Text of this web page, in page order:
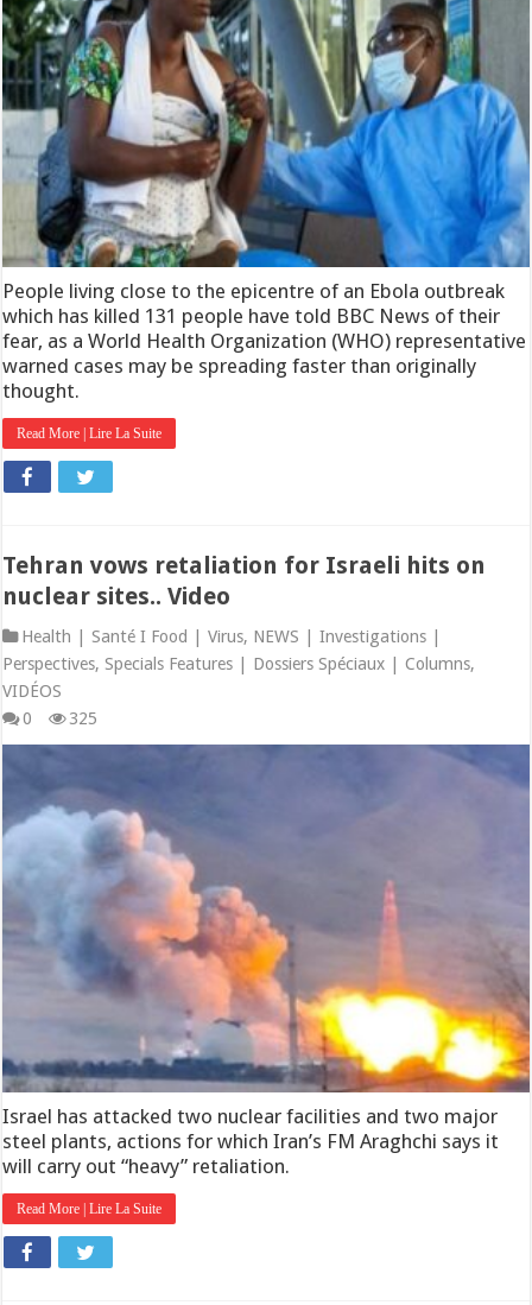
People living close to the epicentre of an Ebola outbreak
which has killed 131 people have told BBC News of their
fear, as a World Health Organization (WHO) representative
warned cases may be spreading faster than originally
thought.
Read More | Lire La Suite
Tehran vows retaliation for Israeli hits on
nuclear sites.. Video
Health | Santé I Food | Virus, NEWS | Investigations |
Perspectives,Specials Features | Dossiers Spéciaux | Columns,
VIDÉOS
0
325
Israel has attacked two nuclear facilities and two major
steel plants, actions for which Iran’s FM Araghchi says it
will carry out “heavy” retaliation.
Read More | Lire La Suite